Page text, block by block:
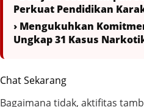
Perkuat Pendidikan
› Mengukuhkan
Ungkap 31 Kasus
Chat Sekarang
Bagaimana tidak, aktifitas